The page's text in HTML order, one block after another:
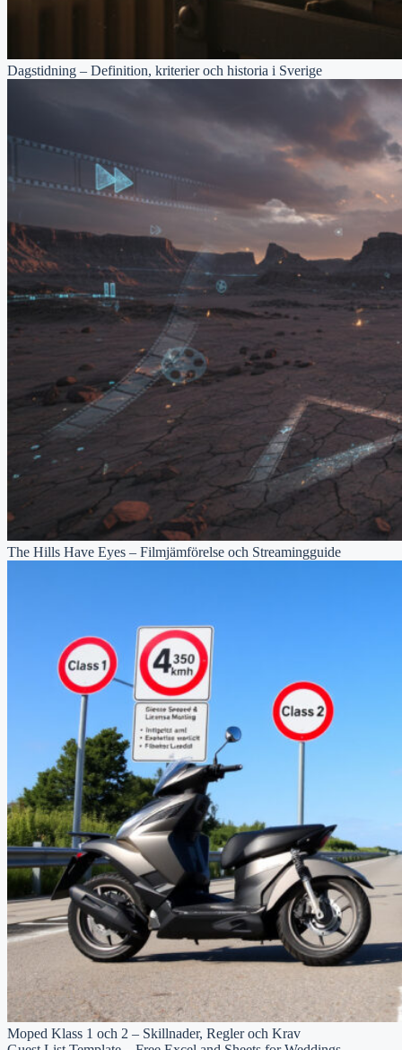
Dagstidning – Definition, kriterier och historia i Sverige
The Hills Have Eyes – Filmjämförelse och Streamingguide
Moped Klass 1 och 2 – Skillnader, Regler och Krav